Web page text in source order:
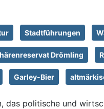
Stadtführungen
Drömling
Garley-Bier
das politische und